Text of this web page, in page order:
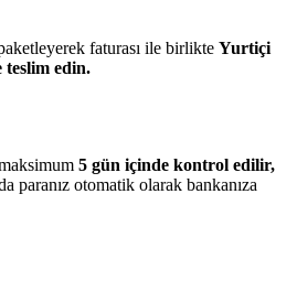
faturası ile birlikte Yurtiçi
teslim edin.
5 gün içinde kontrol edilir,
paranız otomatik olarak bankanıza